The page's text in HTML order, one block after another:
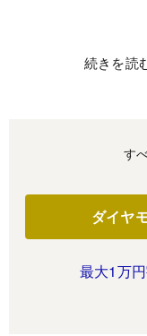
続きを読
す
ダイヤ
最大1万